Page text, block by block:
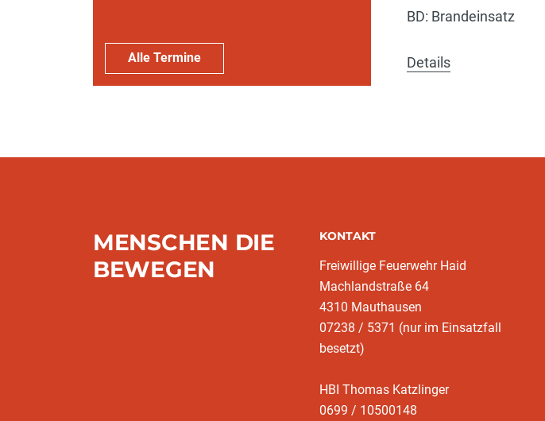
Alle Termine
BD: Brandeinsatz
Details
MENSCHEN DIE
BEWEGEN
KONTAKT
Freiwillige Feuerwehr Haid
Machlandstraße 64
4310 Mauthausen
07238 / 5371 (nur im Einsatzfall
besetzt)
HBI Thomas Katzlinger
0699 / 10500148